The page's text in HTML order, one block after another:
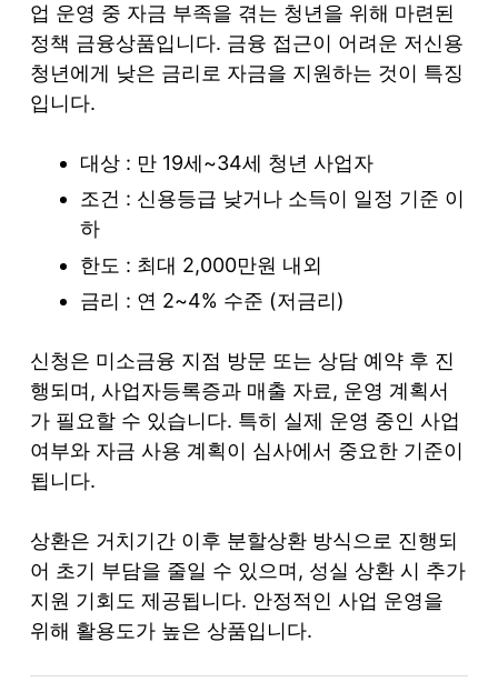
업 운영 중 자금 부족을 겪는 청년을 위해 마련된
정책 금융상품입니다. 금융 접근이 어려운 저신용
청년에게 낮은 금리로 자금을 지원하는 것이 특징
입니다.
대상 : 만 19세~34세 청년 사업자
조건 : 신용등급 낮거나 소득이 일정 기준 이
하
한도 : 최대 2,000만원 내외
금리 : 연 2~4% 수준 (저금리)
신청은 미소금융 지점 방문 또는 상담 예약 후 진
행되며, 사업자등록증과 매출 자료, 운영 계획서
가 필요할 수 있습니다. 특히 실제 운영 중인 사업
여부와 자금 사용 계획이 심사에서 중요한 기준이
됩니다.
상환은 거치기간 이후 분할상환 방식으로 진행되
어 초기 부담을 줄일 수 있으며, 성실 상환 시 추가
지원 기회도 제공됩니다. 안정적인 사업 운영을
위해 활용도가 높은 상품입니다.